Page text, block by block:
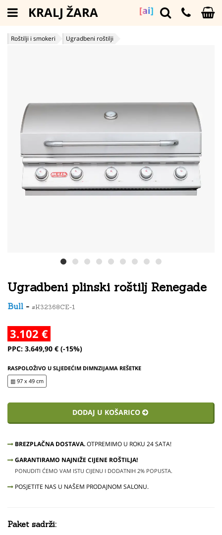
[ai]
KRALJ ŽARA
Roštilji i smokeri Ugradbeni roštilji
Ugradbeni plinski roštilj Renegade
Bull - #K32368CE-1
3.102 €
PPC: 3.649,90 € (-15%)
RASPOLOŽIVO U SLJEDEĆIM DIMNZIJAMA REŠETKE
▥ 97 x 49 cm
DODAJ U KOŠARICO
BREZPLAČNA DOSTAVA.OTPREMIMO U ROKU 24 SATA!
GARANTIRAMO NAJNIŽE CIJENE ROŠTILJA!
PONUDITI ĆEMO VAM ISTU CIJENU I DODATNIH 2% POPUSTA.
POSJETITE NAS U NAŠEM PRODAJNOM SALONU.
Paket sadrži: